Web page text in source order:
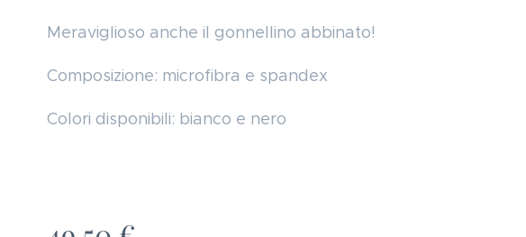
Meraviglioso anche il gonnellino abbinato!
Composizione: microfibra e spandex
Colori disponibili: bianco e nero